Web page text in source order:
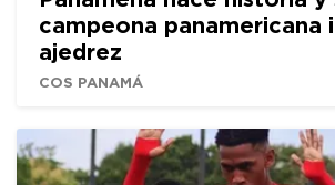
campeona panamericana
ajedrez
COS PANAMÁ